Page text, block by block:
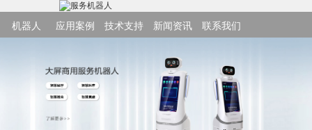
机器人 应用案例 技术支持 新闻资讯 联系我们